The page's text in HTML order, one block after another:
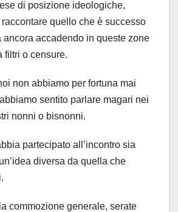
di posizione ideologiche,
quello che è successo
ancora accadendo in queste zone
filtri o censure.
non abbiamo per fortuna mai
sentito parlare magari nei
nonni o bisnonni.
partecipato all’incontro sia
diversa da quella che
commozione generale, serate